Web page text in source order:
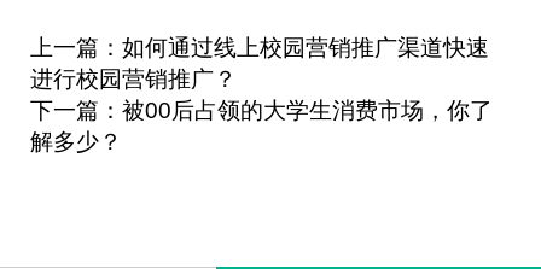
上一篇：如何通过线上校园营销推广渠道快速
进行校园营销推广？
下一篇：被00后占领的大学生消费市场，你了
解多少？